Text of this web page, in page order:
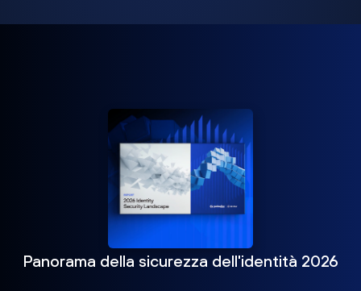
Panorama della sicurezza dell'identità 2026